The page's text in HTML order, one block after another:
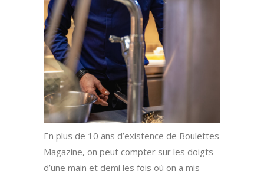
En plus de 10 ans d’existence de Boulettes
Magazine, on peut compter sur les doigts
d’une main et demi les fois où on a mis